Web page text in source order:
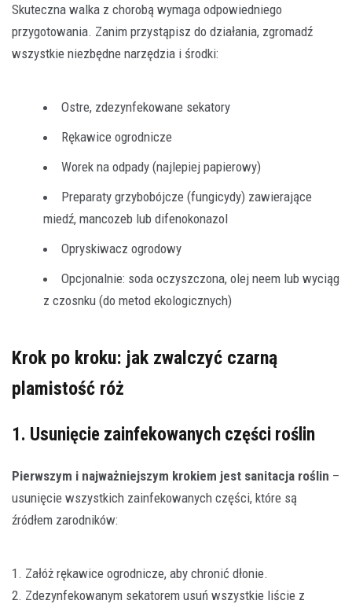
Skuteczna walka z chorobą wymaga odpowiedniego
przygotowania. Zanim przystąpisz do działania, zgromadź
wszystkie niezbędne narzędzia i środki:
Ostre, zdezynfekowane sekatory
Rękawice ogrodnicze
Worek na odpady (najlepiej papierowy)
Preparaty grzybobójcze (fungicydy) zawierające
miedź, mancozeb lub difenokonazol
Opryskiwacz ogrodowy
Opcjonalnie: soda oczyszczona, olej neem lub wyciąg
z czosnku (do metod ekologicznych)
Krok po kroku: jak zwalczyć czarną
plamistość róż
1. Usunięcie zainfekowanych części roślin
Pierwszym i najważniejszym krokiem jest sanitacja roślin –
usunięcie wszystkich zainfekowanych części, które są
źródłem zarodników:
1. Załóż rękawice ogrodnicze, aby chronić dłonie.
2. Zdezynfekowanym sekatorem usuń wszystkie liście z